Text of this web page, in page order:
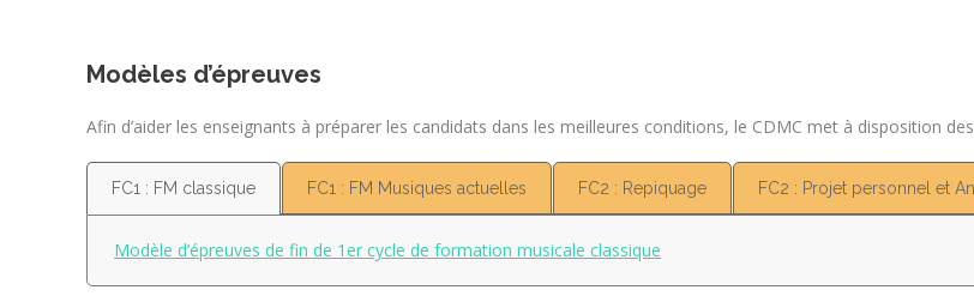
Modèles d’épreuves
Afin d’aider les enseignants à préparer les candidats dans les meilleures conditions, le CDMC met à disposition
FC1 : FM classique FC1 : FM Musiques actuelles FC2 : Repiquage FC2 : Projet personnel et
Modèle d’épreuves de fin de 1er cycle de formation musicale classique